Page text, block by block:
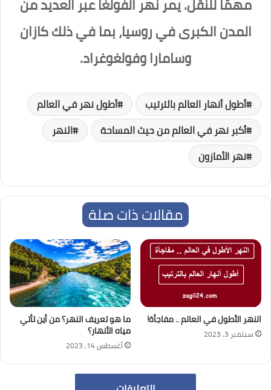
المدن الكبرى في روسيا، بما في ذلك كازان
وسامارا وفولغوغراد.
أطول أنهار العالم بالترتيب
أطول نهر في العالم
أكبر نهر في العالم من حيث المساحة
النهر
نهر الأمازون
مقالات ذات صلة
النهر الأطول في العالم .. مفاجأة!
سبتمبر 3, 2023
ما هو تعريف النهر؟ من أين تأتي
مياه الأنهار؟
أغسطس 14, 2023